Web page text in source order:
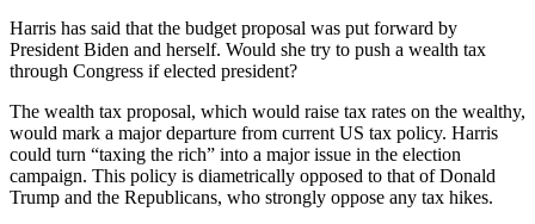
Harris has said that the budget proposal was put forward by
President Biden and herself. Would she try to push a wealth tax
through Congress if elected president?
The wealth tax proposal, which would raise tax rates on the wealthy,
would mark a major departure from current US tax policy. Harris
could turn “taxing the rich” into a major issue in the election
campaign. This policy is diametrically opposed to that of Donald
Trump and the Republicans, who strongly oppose any tax hikes.